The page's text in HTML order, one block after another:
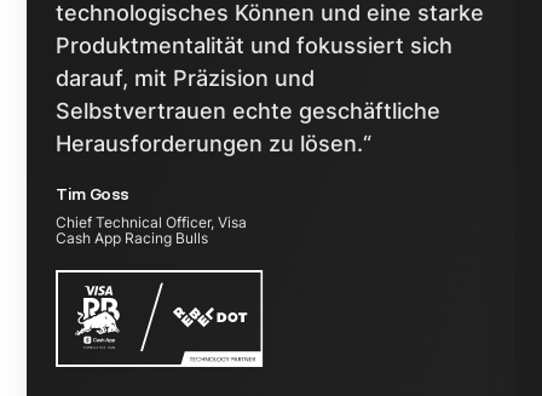
technologisches Können und eine starke
Produktmentalität und fokussiert sich
darauf, mit Präzision und
Selbstvertrauen echte geschäftliche
Herausforderungen zu lösen.“
Tim Goss
Chief Technical Officer, Visa
Cash App Racing Bulls